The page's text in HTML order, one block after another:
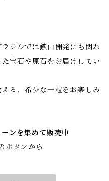
ジルでは鉱山開発にも関わ
宝石や原石をお届けしてい
る、希少な一粒をお楽しみ
ンを集めて販売中
ボタンから